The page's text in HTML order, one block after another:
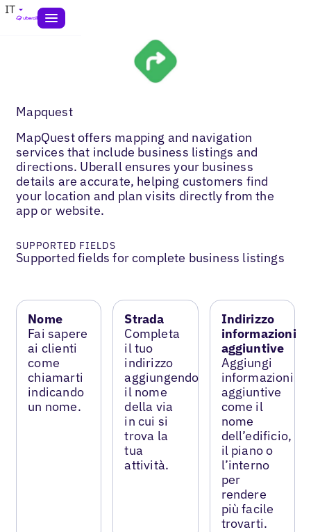
IT
Mapquest
MapQuest offers mapping and navigation
services that include business listings and
directions. Uberall ensures your business
details are accurate, helping customers find
your location and plan visits directly from the
app or website.
SUPPORTED FIELDS
Supported fields for complete business listings
Nome
Fai sapere
ai clienti
come
chiamarti
indicando
un nome.
Strada
Completa
il tuo
indirizzo
aggiungendo
il nome
della via
in cui si
trova la
tua
attività.
Indirizzo
informazioni
aggiuntive
Aggiungi
informazioni
aggiuntive
come il
nome
dell’edificio,
il piano o
l’interno
per
rendere
più facile
trovarti.